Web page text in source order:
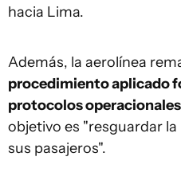
hacia Lima.
Además, la aerolínea
procedimiento aplicado
protocolos
objetivo es "resguardar
sus pasajeros".